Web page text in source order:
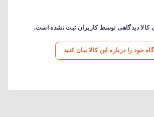
کالا دیدگاهی توسط کاربران ثبت نشده است.
خود را درباره این کالا بیان کنید